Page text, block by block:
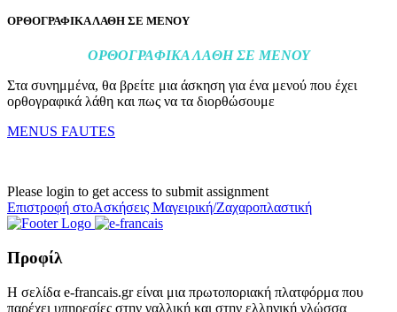
ΟΡΘΟΓΡΑΦΙΚΑ ΛΑΘΗ ΣΕ ΜΕΝΟΥ
ΟΡΘΟΓΡΑΦΙΚΑ ΛΑΘΗ ΣΕ ΜΕΝΟΥ
Στα συνημμένα, θα βρείτε μια άσκηση για ένα μενού που έχει
ορθογραφικά λάθη και πως να τα διορθώσουμε
MENUS FAUTES
Please login to get access to submit assignment
Επιστροφή στοΑσκήσεις Μαγειρική/Ζαχαροπλαστική
Προφίλ
Η σελίδα e-francais.gr είναι μια πρωτοποριακή πλατφόρμα που
παρέχει υπηρεσίες στην γαλλική και στην ελληνική γλώσσα